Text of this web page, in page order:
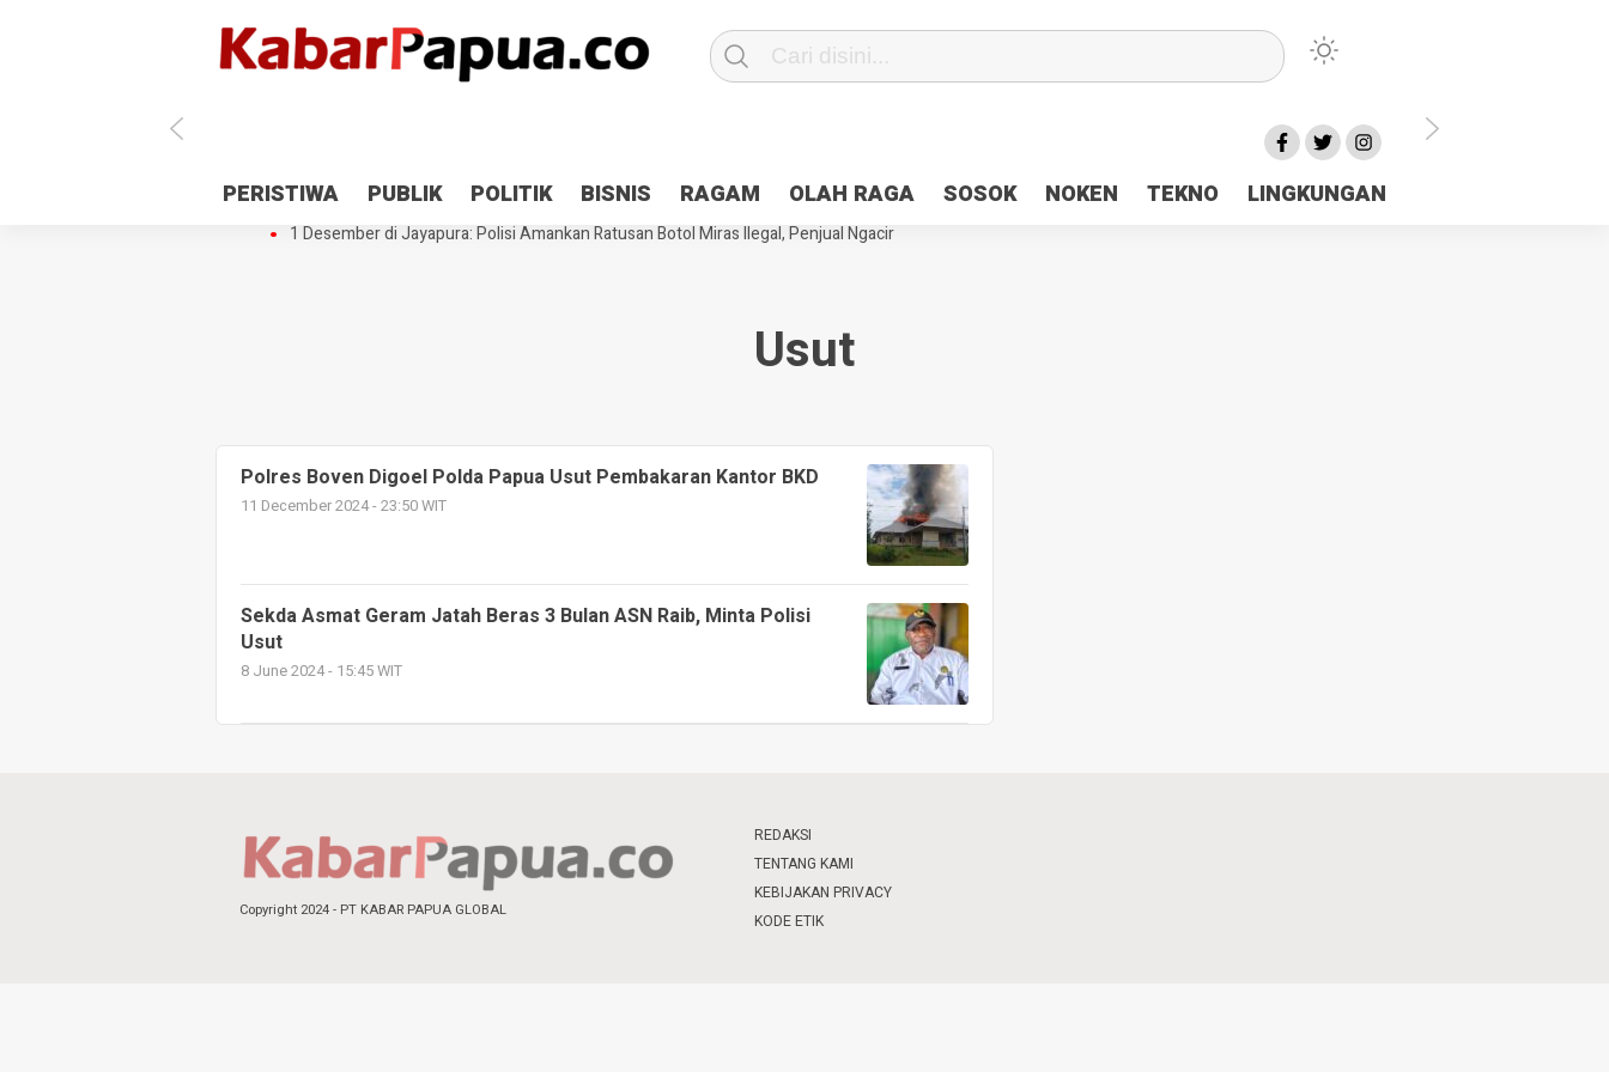
PERISTIWA PUBLIK POLITIK BISNIS RAGAM OLAH RAGA SOSOK NOKEN TEKNO LINGKUNGAN
Antisipasi 1 Desember, TNI Polri Patroli 2×24 jam di Kota Jayapura
Pesan Sejuk Polri di Deklarasi Pemilu Ceria Tanah Papua
Gedung Perpustakaan SMPN 5 Sentani Terbakar
Hibah Pilkada Jayapura Cair 10 Persen, Deposit Kas Daerah Rp23 Miliar Disorot
1 Desember di Jayapura: Polisi Amankan Ratusan Botol Miras Ilegal, Penjual Ngacir
Usut
Polres Boven Digoel Polda Papua Usut Pembakaran Kantor BKD
11 December 2024 - 23:50 WIT
Sekda Asmat Geram Jatah Beras 3 Bulan ASN Raib, Minta Polisi
Usut
8 June 2024 - 15:45 WIT
Copyright 2024 - PT KABAR PAPUA GLOBAL
REDAKSI
TENTANG KAMI
KEBIJAKAN PRIVACY
KODE ETIK